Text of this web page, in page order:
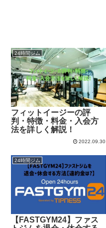
24時間ジム
フィットイージーの評
判・特徴・料金・入会方
法を詳しく解説！
2022.09.30
24時間ジム
【FASTGYM24】ファス